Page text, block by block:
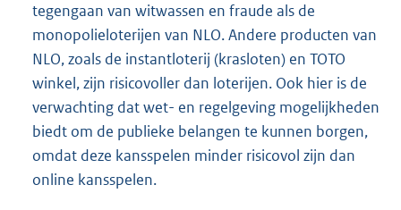
tegengaan van witwassen en fraude als de
monopolieloterijen van NLO. Andere producten van
NLO, zoals de instantloterij (krasloten) en TOTO
winkel, zijn risicovoller dan loterijen. Ook hier is de
verwachting dat wet- en regelgeving mogelijkheden
biedt om de publieke belangen te kunnen borgen,
omdat deze kansspelen minder risicovol zijn dan
online kansspelen.